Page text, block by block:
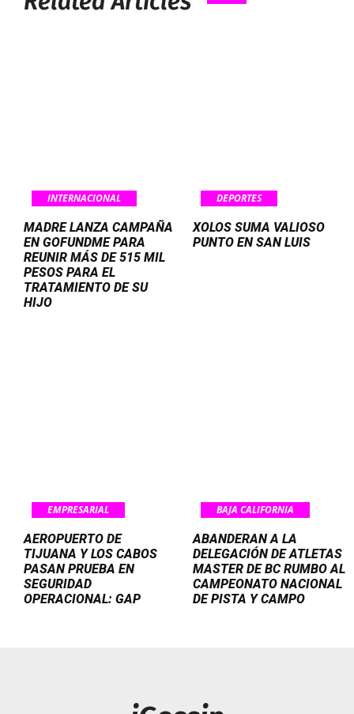
INTERNACIONAL
MADRE LANZA CAMPAÑA
EN GOFUNDME PARA
REUNIR MÁS DE 515 MIL
PESOS PARA EL
TRATAMIENTO DE SU
HIJO
DEPORTES
XOLOS SUMA VALIOSO
PUNTO EN SAN LUIS
EMPRESARIAL
AEROPUERTO DE
TIJUANA Y LOS CABOS
PASAN PRUEBA EN
SEGURIDAD
OPERACIONAL: GAP
BAJA CALIFORNIA
ABANDERAN A LA
DELEGACIÓN DE ATLETAS
MASTER DE BC RUMBO AL
CAMPEONATO NACIONAL
DE PISTA Y CAMPO